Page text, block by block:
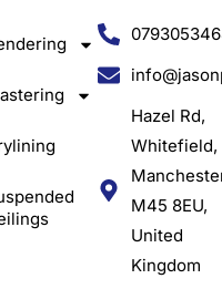
Hazel Rd,
Whitefield,
M45 8EU,
United
Kingdom